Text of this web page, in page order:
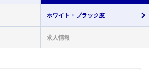
ホワイト・ ブラック度
求人情報